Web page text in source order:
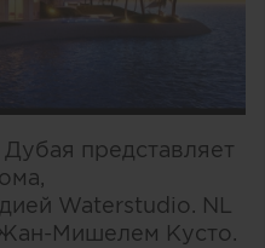
представляет
Waterstudio. NL
Жан-Мишелем Кусто.